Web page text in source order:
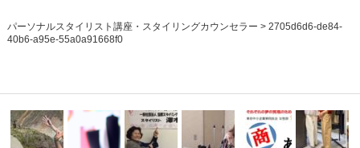
パーソナルスタイリスト講座・スタイリングカウンセラー > 2705d6d6-de84-
40b6-a95e-55a0a91668f0